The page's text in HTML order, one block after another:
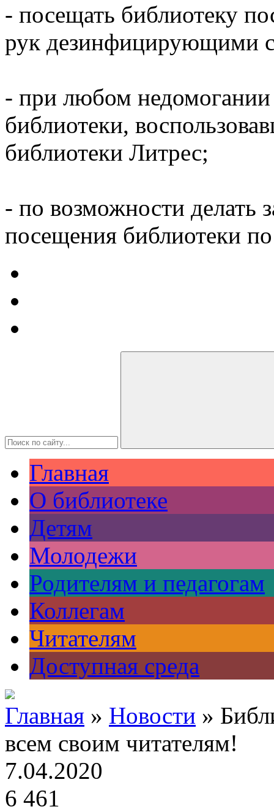
- посещать библиотеку
рук дезинфицирующими
- при любом недомогании
библиотеки,
библиотеки Литрес;
- по возможности делать
посещения библиотеки
Главная
О библиотеке
Детям
Молодежи
Родителям и педагогам
Коллегам
Читателям
Доступная среда
Главная » Новости »
всем своим читателям!
7.04.2020
6 461